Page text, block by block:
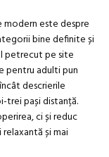
este despre
bine definite și
petrecut pe site
pentru adulti pun
descrierile
trei pași distanță.
ci și reduc
și mai